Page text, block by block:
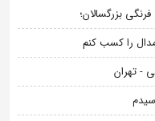
بزرگسالان؛
را کسب کنم
- تهران